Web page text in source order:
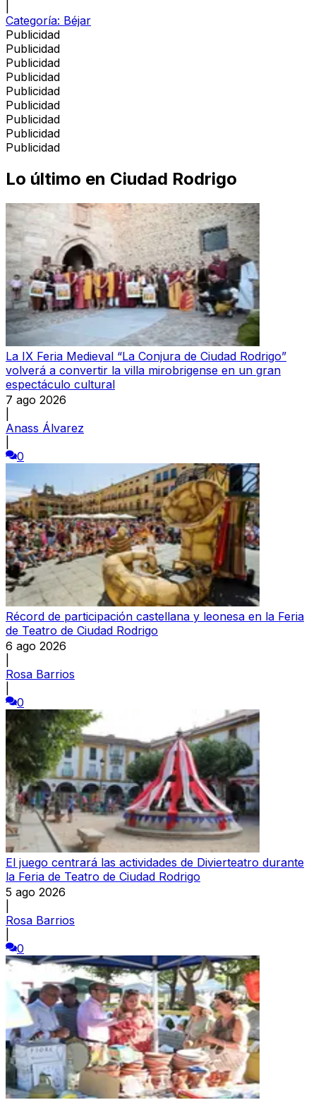
Categoría: Béjar
Publicidad
Publicidad
Publicidad
Publicidad
Publicidad
Publicidad
Publicidad
Publicidad
Publicidad
Lo último en Ciudad Rodrigo
La IX Feria Medieval “La Conjura de Ciudad Rodrigo”
volverá a convertir la villa mirobrigense en un gran
espectáculo cultural
7 ago 2026
Anass Álvarez
0
Récord de participación castellana y leonesa en la Feria
de Teatro de Ciudad Rodrigo
6 ago 2026
Rosa Barrios
0
El juego centrará las actividades de Divierteatro durante
la Feria de Teatro de Ciudad Rodrigo
5 ago 2026
Rosa Barrios
0